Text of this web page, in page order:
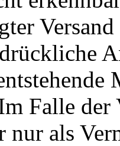
Falle der
nur als